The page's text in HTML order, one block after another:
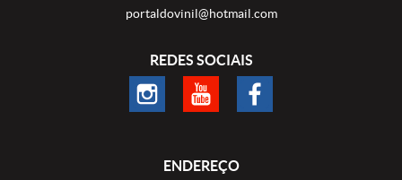
portaldovinil@hotmail.com
REDES SOCIAIS
ENDEREÇO